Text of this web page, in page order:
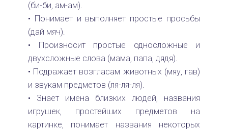
(би-би, ам-ам).
• Понимает и выполняет простые просьбы
(дай мяч).
• Произносит простые односложные и
двухсложные слова (мама, папа, дядя).
• Подражает возгласам животных (мяу, гав)
и звукам предметов (ля-ля-ля).
• Знает имена близких людей, названия
игрушек, простейших предметов на
картинке, понимает названия некоторых